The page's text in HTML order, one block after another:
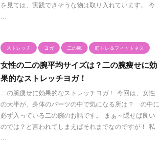
を見ては、実践できそうな物は取り入れています。 今
...
ストレッチ ヨガ 二の腕 筋トレ＆フィットネス
女性の二の腕平均サイズは？二の腕痩せに効
果的なストレッチヨガ！
二の腕痩せに効果的なストレッチヨガ！ 今回は、女性
の大半が、身体のパーツの中で気になる所は？ の中に
必ず入っている二の腕のお話です。 まぁ～隠せば良い
のでは？と言われてしまえばそれまでなのですが！ 私
...